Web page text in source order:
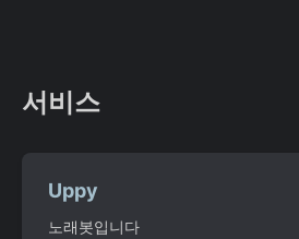
서비스
Uppy
노래봇입니다